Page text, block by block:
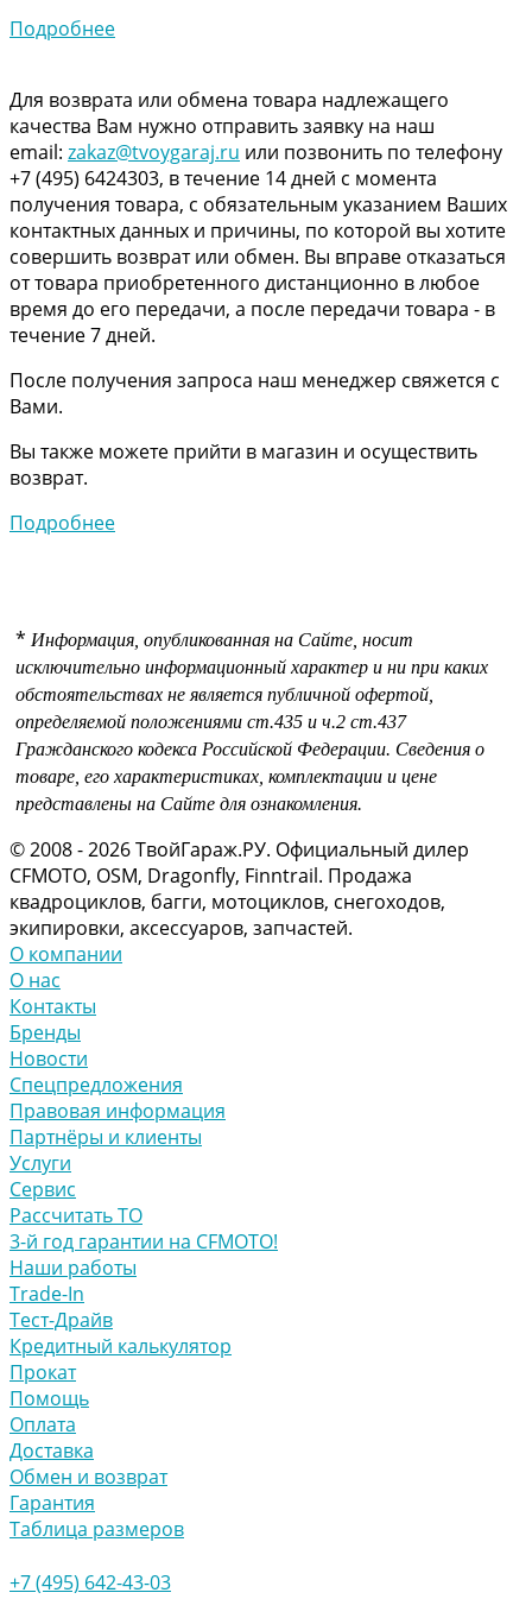
Подробнее
Для возврата или обмена товара надлежащего
качества Вам нужно отправить заявку на наш
email: zakaz@tvoygaraj.ru или позвонить по телефону
+7 (495) 6424303, в течение 14 дней с момента
получения товара, с обязательным указанием Ваших
контактных данных и причины, по которой вы хотите
совершить возврат или обмен. Вы вправе отказаться
от товара приобретенного дистанционно в любое
время до его передачи, а после передачи товара - в
течение 7 дней.
После получения запроса наш менеджер свяжется с
Вами.
Вы также можете прийти в магазин и осуществить
возврат.
Подробнее
* Информация, опубликованная на Сайте, носит
исключительно информационный характер и ни при каких
обстоятельствах не является публичной офертой,
определяемой положениями ст.435 и ч.2 ст.437
Гражданского кодекса Российской Федерации. Сведения о
товаре, его характеристиках, комплектации и цене
представлены на Сайте для ознакомления.
© 2008 - 2026 ТвойГараж.РУ. Официальный дилер
CFMOTO, OSM, Dragonfly, Finntrail. Продажа
квадроциклов, багги, мотоциклов, снегоходов,
экипировки, аксессуаров, запчастей.
О компании
О нас
Контакты
Бренды
Новости
Спецпредложения
Правовая информация
Партнёры и клиенты
Услуги
Сервис
Рассчитать ТО
3-й год гарантии на CFMOTO!
Наши работы
Trade-In
Тест-Драйв
Кредитный калькулятор
Прокат
Помощь
Оплата
Доставка
Обмен и возврат
Гарантия
Таблица размеров
+7 (495) 642-43-03